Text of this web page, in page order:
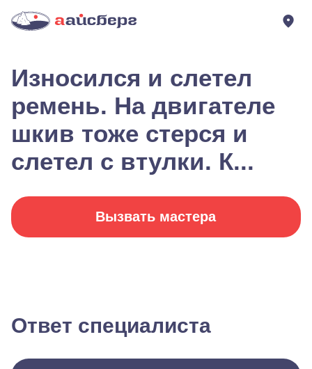
Износился и слетел
ремень. На двигателе
шкив тоже стерся и
слетел с втулки. К...
Вызвать мастера
Ответ специалиста